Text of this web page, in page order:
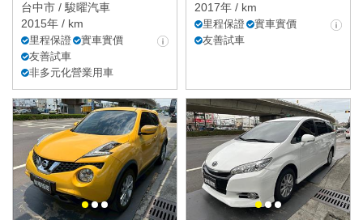
台中市 /駿曜汽車
2015年 / km
里程保證
實車實價
友善試車
非多元化營業用車
2017年 / km
里程保證
實車實價
友善試車